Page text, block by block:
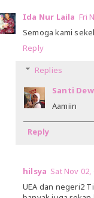
Ida Nur Laila Fri
Semoga kami
Reply
Replies
Santi
Aamiin
Reply
hilsya Sat Nov 02,
UEA dan negeri2